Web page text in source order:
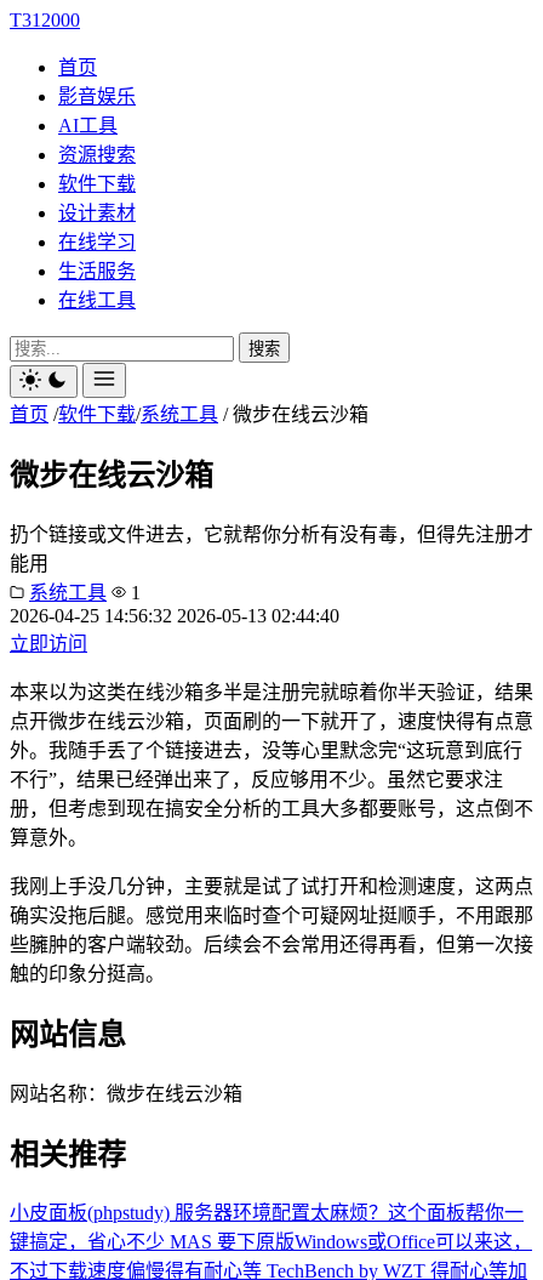
T312000
首页
影音娱乐
AI工具
资源搜索
软件下载
设计素材
在线学习
生活服务
在线工具
搜索
首页 /软件下载/系统工具 / 微步在线云沙箱
微步在线云沙箱
扔个链接或文件进去，它就帮你分析有没有毒，但得先注册才
能用
系统工具
1
2026-04-25 14:56:32 2026-05-13 02:44:40
立即访问
本来以为这类在线沙箱多半是注册完就晾着你半天验证，结果
点开微步在线云沙箱，页面刷的一下就开了，速度快得有点意
外。我随手丢了个链接进去，没等心里默念完“这玩意到底行
不行”，结果已经弹出来了，反应够用不少。虽然它要求注
册，但考虑到现在搞安全分析的工具大多都要账号，这点倒不
算意外。
我刚上手没几分钟，主要就是试了试打开和检测速度，这两点
确实没拖后腿。感觉用来临时查个可疑网址挺顺手，不用跟那
些臃肿的客户端较劲。后续会不会常用还得再看，但第一次接
触的印象分挺高。
网站信息
网站名称： 微步在线云沙箱
相关推荐
小皮面板(phpstudy) 服务器环境配置太麻烦？这个面板帮你一
键搞定，省心不少 MAS 要下原版Windows或Office可以来这，
不过下载速度偏慢得有耐心等 TechBench by WZT 得耐心等加